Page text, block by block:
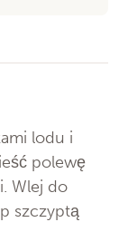
lodu i
polewę
Wlej do
szczyptą